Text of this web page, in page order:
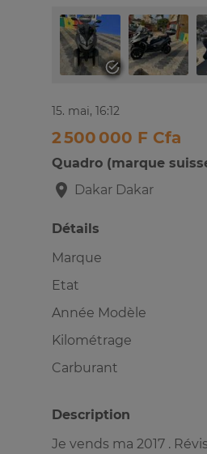
15. mai, 16:12
2 500 000 F Cfa
Quadro (marque
Dakar Dakar
Détails
Marque
Etat
Année Modèle
Kilométrage
Carburant
Description
Je vends ma 2017 .